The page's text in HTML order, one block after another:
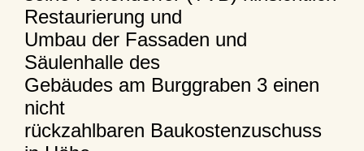
Restaurierung und
Umbau der Fassaden und
Säulenhalle des
Gebäudes am Burggraben 3 einen
nicht
rückzahlbaren Baukostenzuschuss